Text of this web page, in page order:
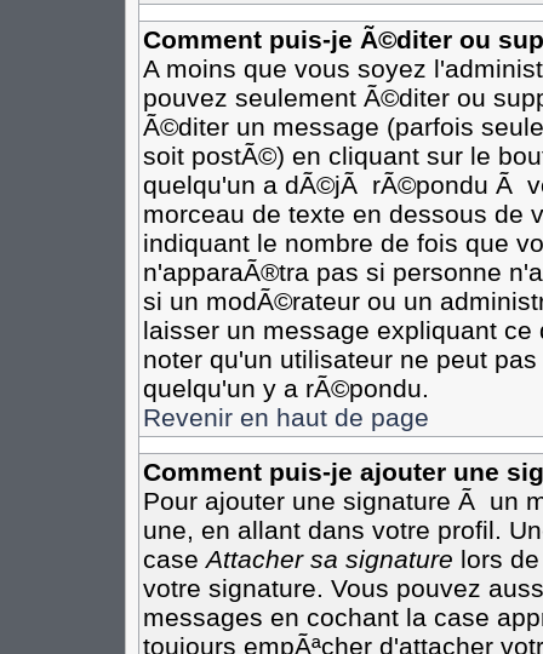
Comment puis-je Ã©diter ou
A moins que vous soyez
pouvez seulement Ã©diter ou
Ã©diter un message (parfois
soit postÃ©) en cliquant sur le
quelqu'un a dÃ©jÃ rÃ©pondu Ã
morceau de texte en dessous de
indiquant le nombre de fois que
n'apparaÃ®tra pas si personne
si un modÃ©rateur ou un
laisser un message expliquant
noter qu'un utilisateur ne peut
quelqu'un y a rÃ©pondu.
Revenir en haut de page
Comment puis-je ajouter une
Pour ajouter une signature Ã un
une, en allant dans votre profil.
caseAttacher sa signature lors
votre signature. Vous pouvez
messages en cochant la case
toujours empÃªcher d'attacher